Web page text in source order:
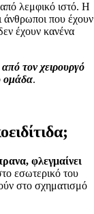
λεμφικό ιστό. Η
άνθρωποι που έχουν
έχουν κανένα
τον χειρουργό
ομάδα.
φλεγμαίνει
εσωτερικό του
στο σχηματισμό